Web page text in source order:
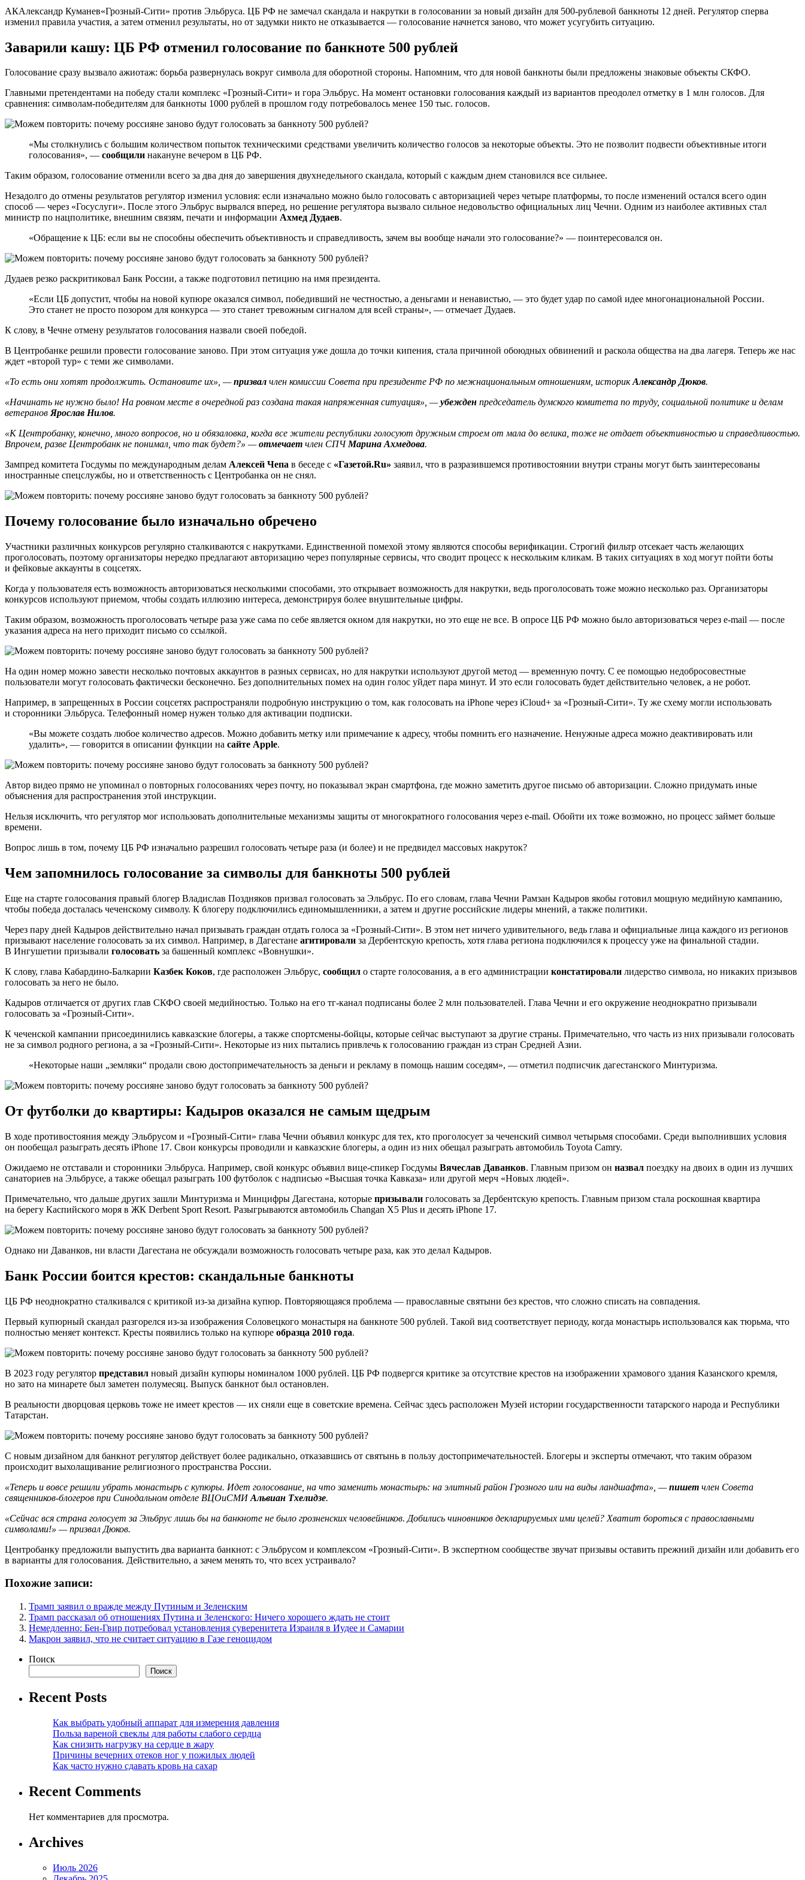
АКАлександр Куманев«Грозный-Сити» против Эльбруса. ЦБ РФ не замечал скандала и накрутки в голосовании за новый дизайн для 500-рублевой банкноты 12 дней. Регулятор сперва
изменил правила участия, а затем отменил результаты, но от задумки никто не отказывается — голосование начнется заново, что может усугубить ситуацию.
Заварили кашу: ЦБ РФ отменил голосование по банкноте 500 рублей
Голосование сразу вызвало ажиотаж: борьба развернулась вокруг символа для оборотной стороны. Напомним, что для новой банкноты были предложены знаковые объекты СКФО.
Главными претендентами на победу стали комплекс «Грозный-Сити» и гора Эльбрус. На момент остановки голосования каждый из вариантов преодолел отметку в 1 млн голосов. Для
сравнения: символам-победителям для банкноты 1000 рублей в прошлом году потребовалось менее 150 тыс. голосов.
«Мы столкнулись с большим количеством попыток техническими средствами увеличить количество голосов за некоторые объекты. Это не позволит подвести объективные итоги
голосования», — сообщили накануне вечером в ЦБ РФ.
Таким образом, голосование отменили всего за два дня до завершения двухнедельного скандала, который с каждым днем становился все сильнее.
Незадолго до отмены результатов регулятор изменил условия: если изначально можно было голосовать с авторизацией через четыре платформы, то после изменений остался всего один
способ — через «Госуслуги». После этого Эльбрус вырвался вперед, но решение регулятора вызвало сильное недовольство официальных лиц Чечни. Одним из наиболее активных стал
министр по нацполитике, внешним связям, печати и информации Ахмед Дудаев.
«Обращение к ЦБ: если вы не способны обеспечить объективность и справедливость, зачем вы вообще начали это голосование?» — поинтересовался он.
Дудаев резко раскритиковал Банк России, а также подготовил петицию на имя президента.
«Если ЦБ допустит, чтобы на новой купюре оказался символ, победивший не честностью, а деньгами и ненавистью, — это будет удар по самой идее многонациональной России.
Это станет не просто позором для конкурса — это станет тревожным сигналом для всей страны», — отмечает Дудаев.
К слову, в Чечне отмену результатов голосования назвали своей победой.
В Центробанке решили провести голосование заново. При этом ситуация уже дошла до точки кипения, стала причиной обоюдных обвинений и раскола общества на два лагеря. Теперь же нас
ждет «второй тур» с теми же символами.
«То есть они хотят продолжить. Остановите их», —призвал член комиссии Совета при президенте РФ по межнациональным отношениям, историкАлександр Дюков.
«Начинать не нужно было! На ровном месте в очередной раз создана такая напряженная ситуация», —убежден председатель думского комитета по труду, социальной политике и делам
ветерановЯрослав Нилов.
«К Центробанку, конечно, много вопросов, но и обязаловка, когда все жители республики голосуют дружным строем от мала до велика, тоже не отдает объективностью и справедливостью.
Впрочем, разве Центробанк не понимал, что так будет?» —отмечает член СПЧМарина Ахмедова.
Зампред комитета Госдумы по международным делам Алексей Чепа в беседе с «Газетой.Ru» заявил, что в разразившемся противостоянии внутри страны могут быть заинтересованы
иностранные спецслужбы, но и ответственность с Центробанка он не снял.
Почему голосование было изначально обречено
Участники различных конкурсов регулярно сталкиваются с накрутками. Единственной помехой этому являются способы верификации. Строгий фильтр отсекает часть желающих
проголосовать, поэтому организаторы нередко предлагают авторизацию через популярные сервисы, что сводит процесс к нескольким кликам. В таких ситуациях в ход могут пойти боты
и фейковые аккаунты в соцсетях.
Когда у пользователя есть возможность авторизоваться несколькими способами, это открывает возможность для накрутки, ведь проголосовать тоже можно несколько раз. Организаторы
конкурсов используют приемом, чтобы создать иллюзию интереса, демонстрируя более внушительные цифры.
Таким образом, возможность проголосовать четыре раза уже сама по себе является окном для накрутки, но это еще не все. В опросе ЦБ РФ можно было авторизоваться через e-mail — после
указания адреса на него приходит письмо со ссылкой.
На один номер можно завести несколько почтовых аккаунтов в разных сервисах, но для накрутки используют другой метод — временную почту. С ее помощью недобросовестные
пользователи могут голосовать фактически бесконечно. Без дополнительных помех на один голос уйдет пара минут. И это если голосовать будет действительно человек, а не робот.
Например, в запрещенных в России соцсетях распространяли подробную инструкцию о том, как голосовать на iPhone через iCloud+ за «Грозный-Сити». Ту же схему могли использовать
и сторонники Эльбруса. Телефонный номер нужен только для активации подписки.
«Вы можете создать любое количество адресов. Можно добавить метку или примечание к адресу, чтобы помнить его назначение. Ненужные адреса можно деактивировать или
удалить», — говорится в описании функции на сайте Apple.
Автор видео прямо не упоминал о повторных голосованиях через почту, но показывал экран смартфона, где можно заметить другое письмо об авторизации. Сложно придумать иные
объяснения для распространения этой инструкции.
Нельзя исключить, что регулятор мог использовать дополнительные механизмы защиты от многократного голосования через e-mail. Обойти их тоже возможно, но процесс займет больше
времени.
Вопрос лишь в том, почему ЦБ РФ изначально разрешил голосовать четыре раза (и более) и не предвидел массовых накруток?
Чем запомнилось голосование за символы для банкноты 500 рублей
Еще на старте голосования правый блогер Владислав Поздняков призвал голосовать за Эльбрус. По его словам, глава Чечни Рамзан Кадыров якобы готовил мощную медийную кампанию,
чтобы победа досталась чеченскому символу. К блогеру подключились единомышленники, а затем и другие российские лидеры мнений, а также политики.
Через пару дней Кадыров действительно начал призывать граждан отдать голоса за «Грозный-Сити». В этом нет ничего удивительного, ведь глава и официальные лица каждого из регионов
призывают население голосовать за их символ. Например, в Дагестане агитировали за Дербентскую крепость, хотя глава региона подключился к процессу уже на финальной стадии.
В Ингушетии призывали голосовать за башенный комплекс «Вовнушки».
К слову, глава Кабардино-Балкарии Казбек Коков, где расположен Эльбрус, сообщил о старте голосования, а в его администрации констатировали лидерство символа, но никаких призывов
голосовать за него не было.
Кадыров отличается от других глав СКФО своей медийностью. Только на его тг-канал подписаны более 2 млн пользователей. Глава Чечни и его окружение неоднократно призывали
голосовать за «Грозный-Сити».
К чеченской кампании присоединились кавказские блогеры, а также спортсмены-бойцы, которые сейчас выступают за другие страны. Примечательно, что часть из них призывали голосовать
не за символ родного региона, а за «Грозный-Сити». Некоторые из них пытались привлечь к голосованию граждан из стран Средней Азии.
«Некоторые наши „земляки“ продали свою достопримечательность за деньги и рекламу в помощь нашим соседям», — отметил подписчик дагестанского Минтуризма.
От футболки до квартиры: Кадыров оказался не самым щедрым
В ходе противостояния между Эльбрусом и «Грозный-Сити» глава Чечни объявил конкурс для тех, кто проголосует за чеченский символ четырьмя способами. Среди выполнивших условия
он пообещал разыграть десять iPhone 17. Свои конкурсы проводили и кавказские блогеры, а один из них обещал разыграть автомобиль Toyota Camry.
Ожидаемо не отставали и сторонники Эльбруса. Например, свой конкурс объявил вице-спикер Госдумы Вячеслав Даванков. Главным призом он назвал поездку на двоих в один из лучших
санаториев на Эльбрусе, а также обещал разыграть 100 футболок с надписью «Высшая точка Кавказа» или другой мерч «Новых людей».
Примечательно, что дальше других зашли Минтуризма и Минцифры Дагестана, которые призывали голосовать за Дербентскую крепость. Главным призом стала роскошная квартира
на берегу Каспийского моря в ЖК Derbent Sport Resort. Разыгрываются автомобиль Changan X5 Plus и десять iPhone 17.
Однако ни Даванков, ни власти Дагестана не обсуждали возможность голосовать четыре раза, как это делал Кадыров.
Банк России боится крестов: скандальные банкноты
ЦБ РФ неоднократно сталкивался с критикой из-за дизайна купюр. Повторяющаяся проблема — православные святыни без крестов, что сложно списать на совпадения.
Первый купюрный скандал разгорелся из-за изображения Соловецкого монастыря на банкноте 500 рублей. Такой вид соответствует периоду, когда монастырь использовался как тюрьма, что
полностью меняет контекст. Кресты появились только на купюре образца 2010 года.
В 2023 году регулятор представил новый дизайн купюры номиналом 1000 рублей. ЦБ РФ подвергся критике за отсутствие крестов на изображении храмового здания Казанского кремля,
но зато на минарете был заметен полумесяц. Выпуск банкнот был остановлен.
В реальности дворцовая церковь тоже не имеет крестов — их сняли еще в советские времена. Сейчас здесь расположен Музей истории государственности татарского народа и Республики
Татарстан.
С новым дизайном для банкнот регулятор действует более радикально, отказавшись от святынь в пользу достопримечательностей. Блогеры и эксперты отмечают, что таким образом
происходит выхолащивание религиозного пространства России.
«Теперь и вовсе решили убрать монастырь с купюры. Идет голосование, на что заменить монастырь: на элитный район Грозного или на виды ландшафта», —пишет член Совета
священников-блогеров при Синодальном отделе ВЦОиСМИАльвиан Тхелидзе.
«Сейчас вся страна голосует за Эльбрус лишь бы на банкноте не было грозненских человейников. Добились чиновников декларируемых ими целей? Хватит бороться с православными
символами!» — призвал Дюков.
Центробанку предложили выпустить два варианта банкнот: с Эльбрусом и комплексом «Грозный-Сити». В экспертном сообществе звучат призывы оставить прежний дизайн или добавить его
в варианты для голосования. Действительно, а зачем менять то, что всех устраивало?
Похожие записи:
Трамп заявил о вражде между Путиным и Зеленским
Трамп рассказал об отношениях Путина и Зеленского: Ничего хорошего ждать не стоит
Немедленно: Бен-Гвир потребовал установления суверенитета Израиля в Иудее и Самарии
Макрон заявил, что не считает ситуацию в Газе геноцидом
Поиск
Поиск
Recent Posts
Как выбрать удобный аппарат для измерения давления
Польза вареной свеклы для работы слабого сердца
Как снизить нагрузку на сердце в жару
Причины вечерних отеков ног у пожилых людей
Как часто нужно сдавать кровь на сахар
Recent Comments
Нет комментариев для просмотра.
Archives
Июль 2026